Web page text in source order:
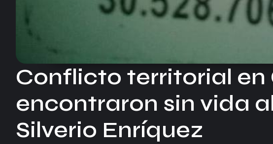
Conflicto territorial en
encontraron sin vida
Silverio Enríquez